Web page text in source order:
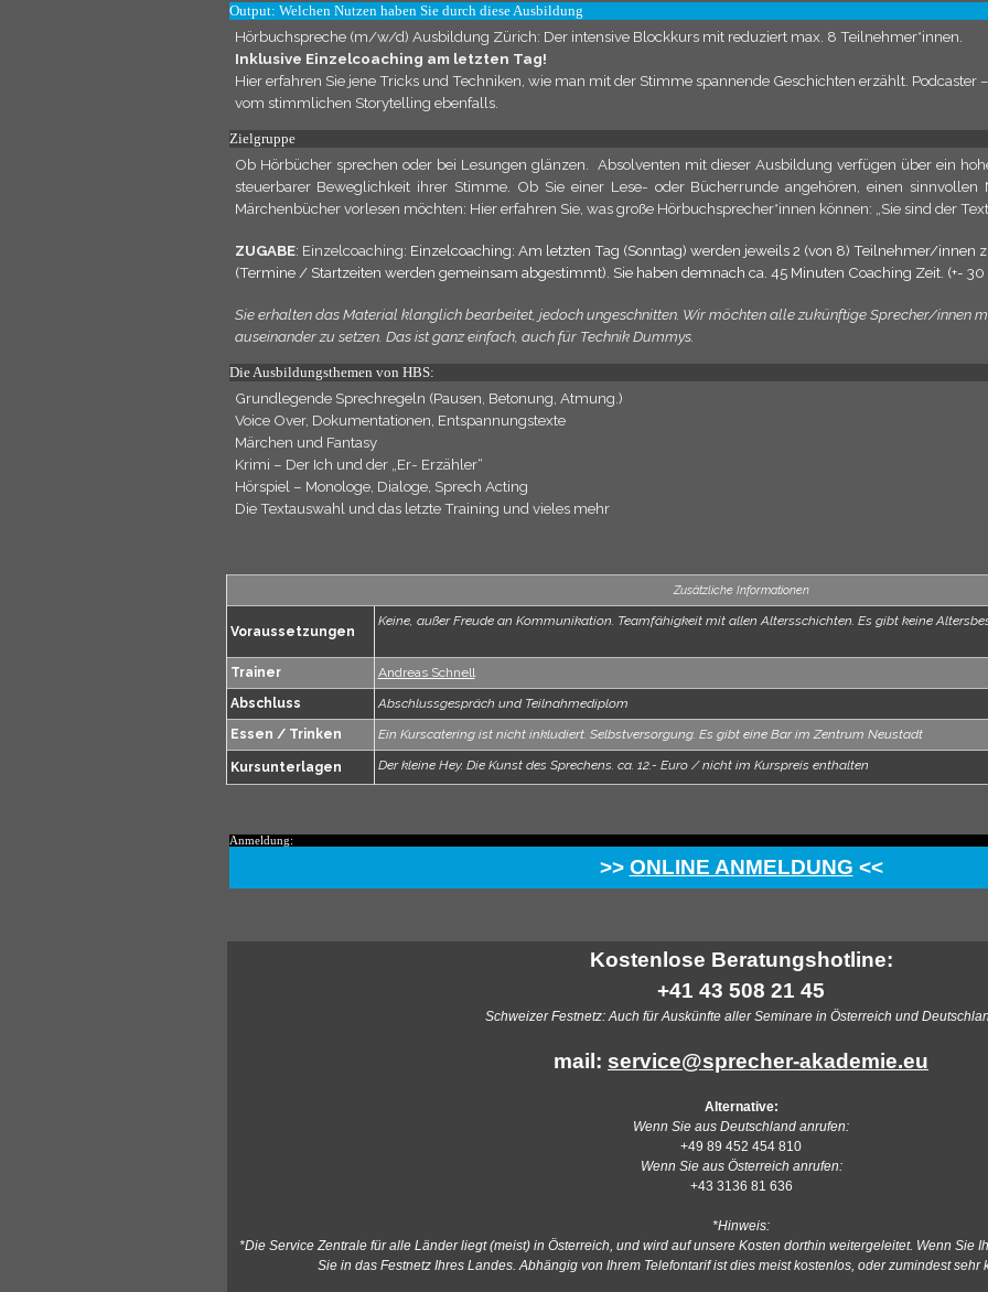
Output: Welchen Nutzen haben Sie durch diese Ausbildung
Hörbuchspreche (m/w/d) Ausbildung Zürich: Der intensive Blockkurs mit reduziert max. 8 Teilnehmer*innen.
Inklusive Einzelcoaching am letzten Tag!
Hier erfahren Sie jene Tricks und Techniken, wie man mit der Stimme spannende Geschichten erzählt. Podcaster
vom stimmlichen Storytelling ebenfalls.
Zielgruppe
Ob Hörbücher sprechen oder bei Lesungen glänzen. Absolventen mit dieser Ausbildung verfügen über ein
steuerbarer Beweglichkeit ihrer Stimme. Ob Sie einer Lese- oder Bücherrunde angehören, einen sinnvollen
Märchenbücher vorlesen möchten: Hier erfahren Sie, was große Hörbuchsprecher*innen können: „Sie sind der
ZUGABE: Einzelcoaching: Einzelcoaching: Am letzten Tag (Sonntag) werden jeweils 2 (von 8) Teilnehmer/innen
(Termine / Startzeiten werden gemeinsam abgestimmt). Sie haben demnach ca. 45 Minuten Coaching Zeit. (+-
Sie erhalten das Material klanglich bearbeitet, jedoch ungeschnitten. Wir möchten alle zukünftige Sprecher/innen
auseinander zu setzen. Das ist ganz einfach, auch für Technik Dummys.
Die Ausbildungsthemen von HBS:
Grundlegende Sprechregeln (Pausen, Betonung, Atmung.)
Voice Over, Dokumentationen, Entspannungstexte
Märchen und Fantasy
Krimi – Der Ich und der „Er- Erzähler“
Hörspiel – Monologe, Dialoge, Sprech Acting
Die Textauswahl und das letzte Training und vieles mehr
Zusätzliche Informationen
Voraussetzungen
Keine, außer Freude an Kommunikation. Teamfähigkeit mit allen Altersschichten. Es gibt keine
Trainer
Andreas Schnell
Abschluss
Abschlussgespräch und Teilnahmediplom
Essen / Trinken
Ein Kurscatering ist nicht inkludiert. Selbstversorgung. Es gibt eine Bar im Zentrum Neustadt
Kursunterlagen Der kleine Hey. Die Kunst des Sprechens. ca. 12.- Euro / nicht im Kurspreis enthalten
Anmeldung:
>> ONLINE ANMELDUNG <<
Kostenlose Beratungshotline:
+41 43 508 21 45
Schweizer Festnetz: Auch für Auskünfte aller Seminare in Österreich und
mail: service@sprecher-akademie.eu
Alternative:
Wenn Sie aus Deutschland anrufen:
+49 89 452 454 810
Wenn Sie aus Österreich anrufen:
+43 3136 81 636
*Hinweis:
*Die Service Zentrale für alle Länder liegt (meist) in Österreich, und wird auf unsere Kosten dorthin weitergeleitet. Wenn Sie
Sie in das Festnetz Ihres Landes. Abhängig von Ihrem Telefontarif ist dies meist kostenlos, oder zumindest sehr